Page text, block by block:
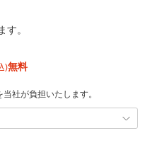
す。
)無料
社が負担いたします。